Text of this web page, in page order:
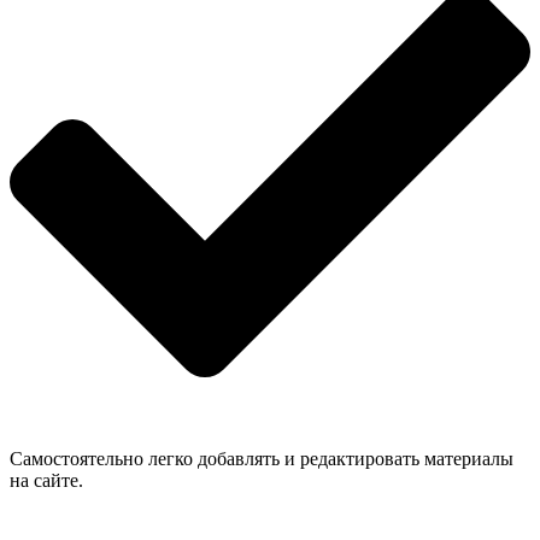
Самостоятельно легко добавлять и редактировать материалы
на сайте.